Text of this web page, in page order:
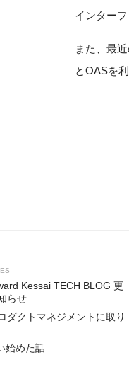
インター
また、最
とOASを
Kessai TECH BLOG 更
らせ
ダクトマネジメントに取り
始めた話